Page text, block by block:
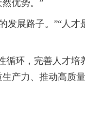
优势。”
展路子。”“人才
循环，完善人才培
产力、推动高质